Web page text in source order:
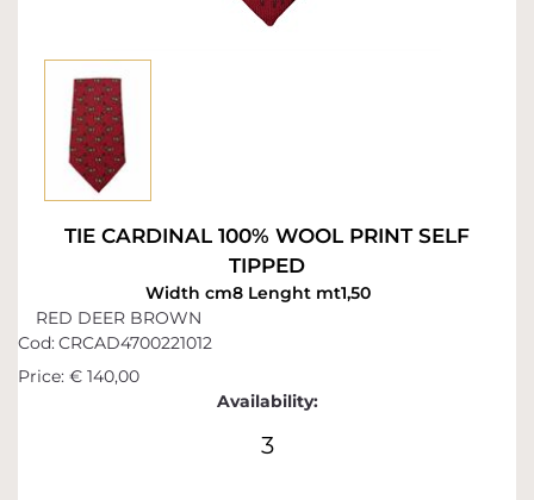
TIE CARDINAL 100% WOOL PRINT SELF
TIPPED
Width cm8 Lenght mt1,50
RED DEER BROWN
Cod:CRCAD4700221012
Price: € 140,00
Availability:
3